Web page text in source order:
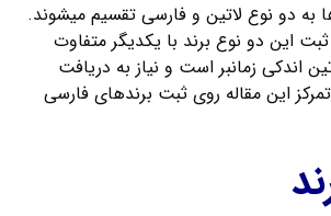
به دو نوع لاتین و فارسی تقسیم میشوند.
ثبت این دو نوع برند با یکدیگر متفاوت
اندکی زمانبر است و نیاز به دریافت
تمرکز این مقاله روی ثبت برندهای فارسی